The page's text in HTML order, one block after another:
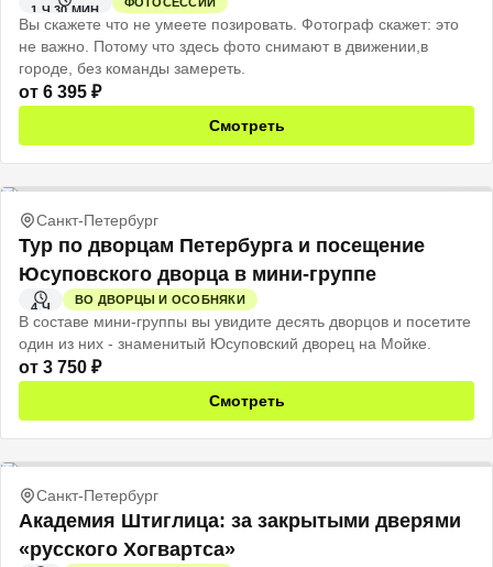
1 Ч 30 МИН
Вы скажете что не умеете позировать. Фотограф скажет: это
не важно. Потому что здесь фото снимают в движении,в
городе, без команды замереть.
от 6 395 ₽
Смотреть
Санкт-Петербург
Тур по дворцам Петербурга и посещение
Юсуповского дворца в мини-группе
4 Ч
ВО ДВОРЦЫ И ОСОБНЯКИ
В составе мини-группы вы увидите десять дворцов и посетите
один из них - знаменитый Юсуповский дворец на Мойке.
от 3 750 ₽
Смотреть
Санкт-Петербург
Академия Штиглица: за закрытыми дверями
«русского Хогвартса»